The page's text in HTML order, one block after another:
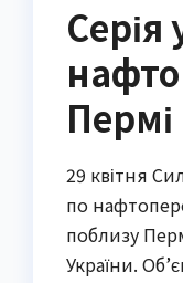
Серія
Пермі
29 квітня
по
поблизу
України.